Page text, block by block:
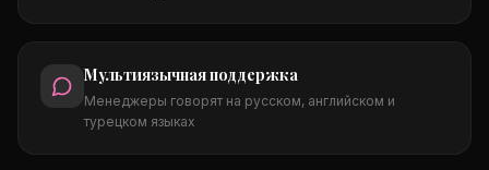
Мультиязычная поддержка
Менеджеры говорят на русском, английском и
турецком языках